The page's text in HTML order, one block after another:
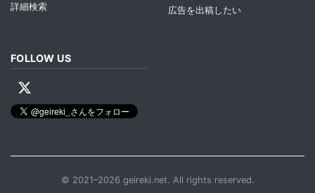
詳細検索
広告を出稿したい
FOLLOW US
© 2021–2026 geireki.net. All rights reserved.